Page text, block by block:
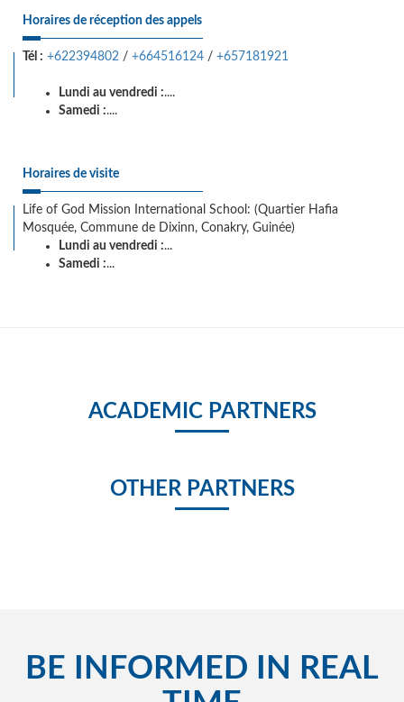
Horaires de réception des appels
Tél : +622394802 / +664516124 / +657181921
Lundi au vendredi :....
Samedi :....
Horaires de visite
Life of God Mission International School: (Quartier Hafia
Mosquée, Commune de Dixinn, Conakry, Guinée)
Lundi au vendredi :...
Samedi :...
ACADEMIC PARTNERS
OTHER PARTNERS
BE INFORMED IN REAL